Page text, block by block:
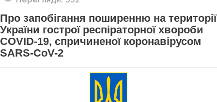
Про запобігання поширенню на території
України гострої респіраторної хвороби
COVID-19, спричиненої коронавірусом
SARS-CoV-2